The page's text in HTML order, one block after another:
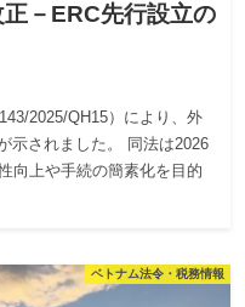
正－ERC先行設立の
2025/QH15）により、外
示されました。 同法は2026
向上や手続の簡素化を目的
ベトナム法令・税務情報